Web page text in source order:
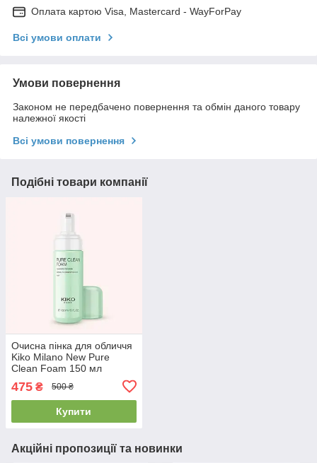
Оплата картою Visa, Mastercard - WayForPay
Всі умови оплати
Умови повернення
Законом не передбачено повернення та обмін даного товару
належної якості
Всі умови повернення
Подібні товари компанії
Очисна пінка для обличчя
Kiko Milano New Pure
Clean Foam 150 мл
475 ₴ 500 ₴
Купити
Акційні пропозиції та новинки